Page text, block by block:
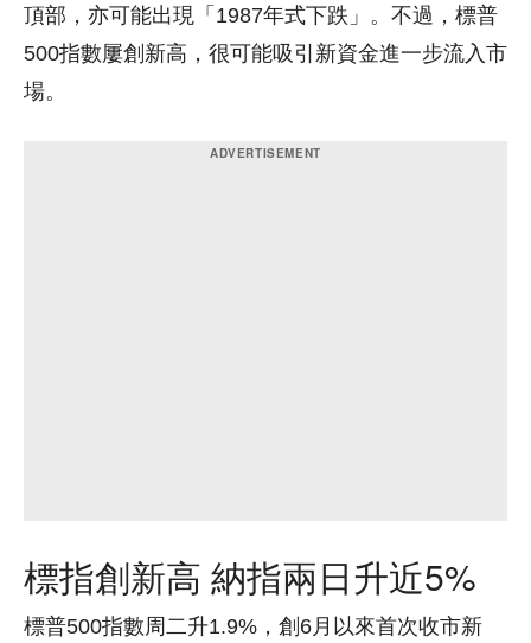
頂部，亦可能出現「1987年式下跌」。不過，標普
500指數屢創新高，很可能吸引新資金進一步流入市
場。
標指創新高 納指兩日升近5%
標普500指數周二升1.9%，創6月以來首次收市新